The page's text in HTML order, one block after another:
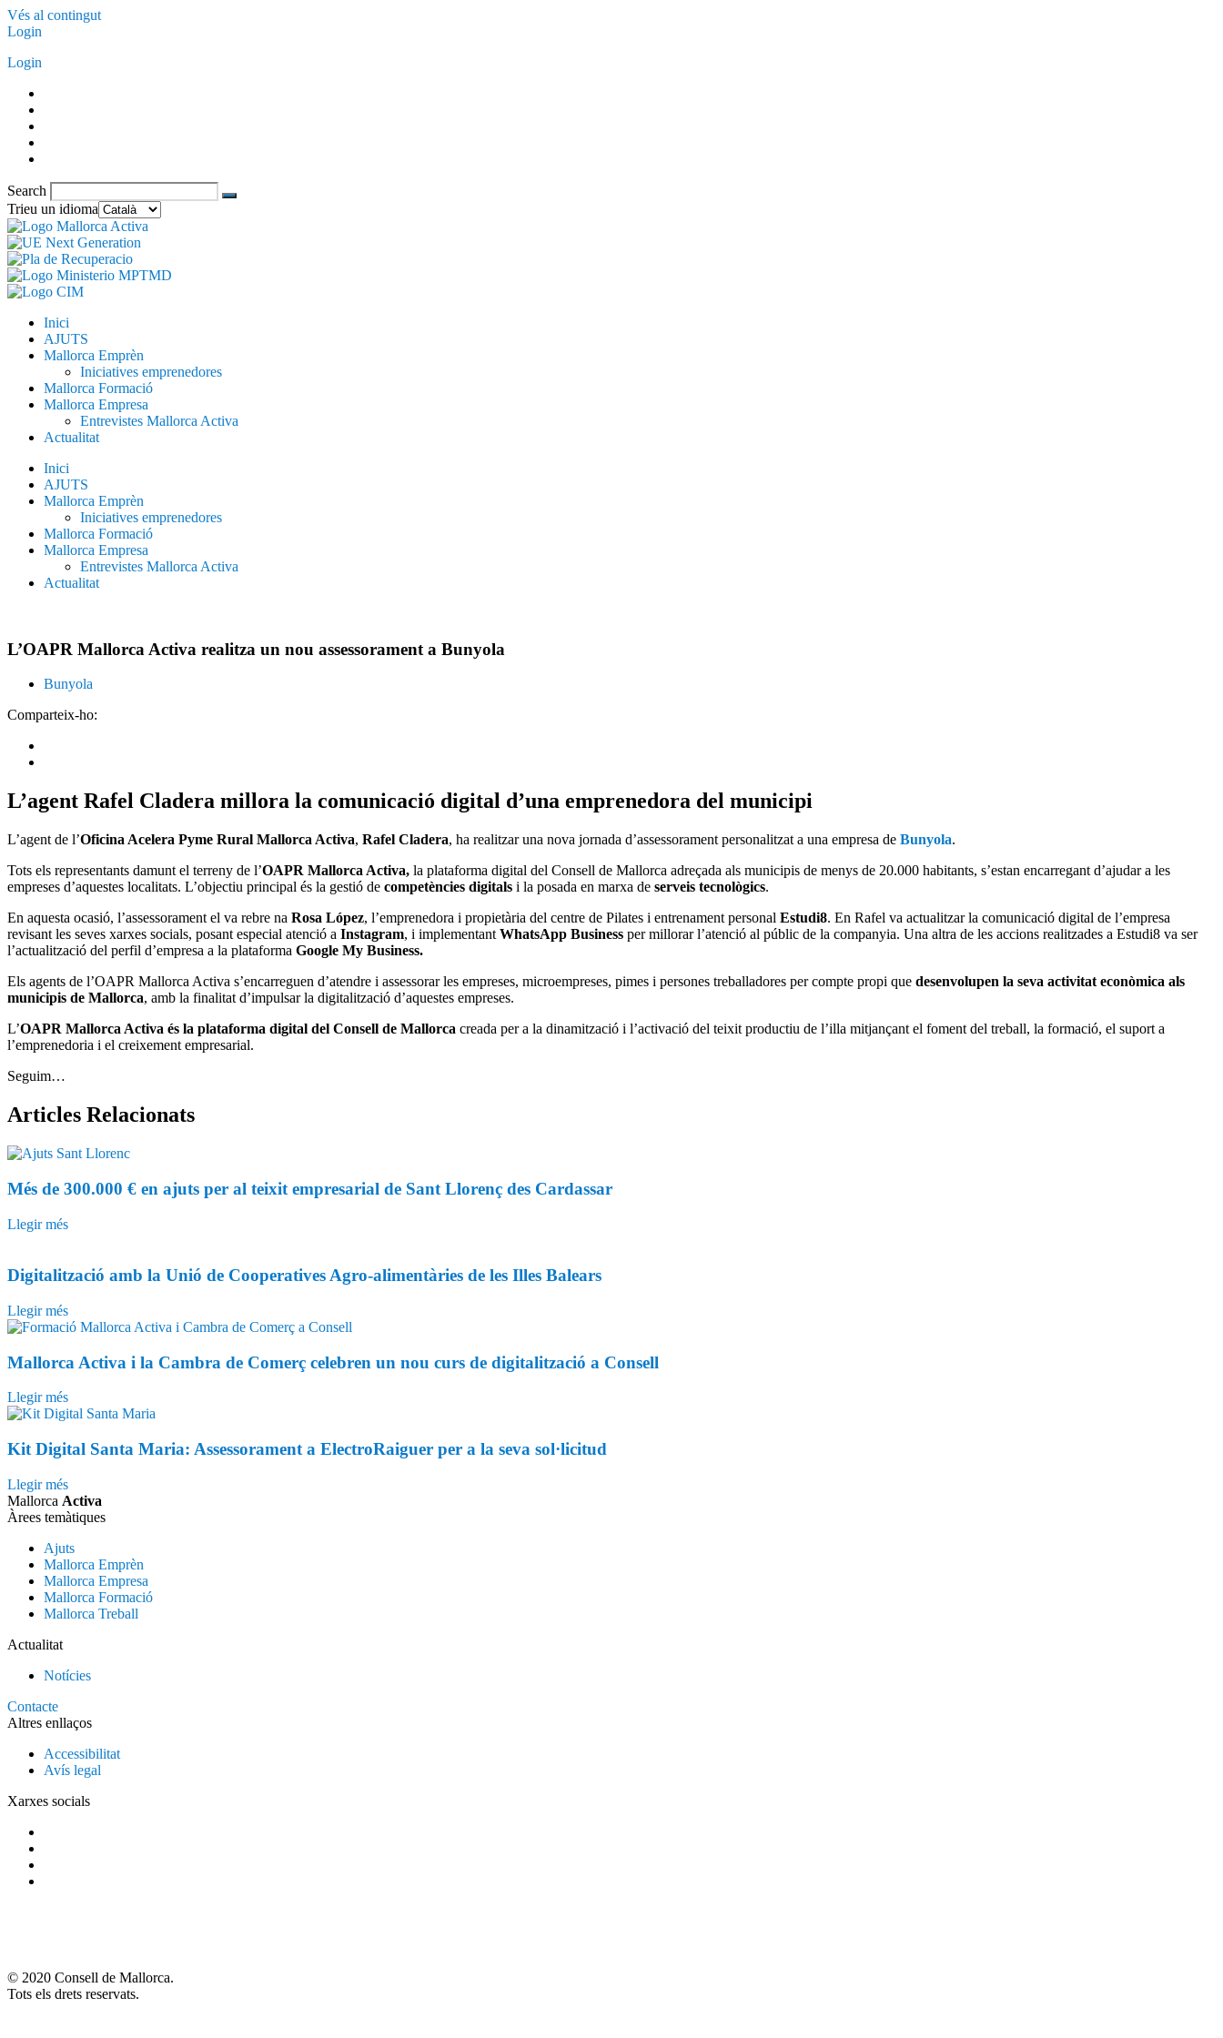
Vés al contingut
Login
Login
Search
Trieu un idioma
Inici
AJUTS
Mallorca Emprèn
Iniciatives emprenedores
Mallorca Formació
Mallorca Empresa
Entrevistes Mallorca Activa
Actualitat
Inici
AJUTS
Mallorca Emprèn
Iniciatives emprenedores
Mallorca Formació
Mallorca Empresa
Entrevistes Mallorca Activa
Actualitat
L’OAPR Mallorca Activa realitza un nou assessorament a Bunyola
Bunyola
Comparteix-ho:
L’agent Rafel Cladera millora la comunicació digital d’una emprenedora del municipi
L’agent de l’Oficina Acelera Pyme Rural Mallorca Activa, Rafel Cladera, ha realitzar una nova jornada d’assessorament personalitzat a una empresa de Bunyola.
Tots els representants damunt el terreny de l’OAPR Mallorca Activa, la plataforma digital del Consell de Mallorca adreçada als municipis de menys de 20.000 habitants, s’estan encarregant d’ajudar a les
empreses d’aquestes localitats. L’objectiu principal és la gestió de competències digitals i la posada en marxa de serveis tecnològics.
En aquesta ocasió, l’assessorament el va rebre na Rosa López, l’emprenedora i propietària del centre de Pilates i entrenament personal Estudi8. En Rafel va actualitzar la comunicació digital de l’empresa
revisant les seves xarxes socials, posant especial atenció a Instagram, i implementant WhatsApp Business per millorar l’atenció al públic de la companyia. Una altra de les accions realitzades a Estudi8 va ser
l’actualització del perfil d’empresa a la plataforma Google My Business.
Els agents de l’OAPR Mallorca Activa s’encarreguen d’atendre i assessorar les empreses, microempreses, pimes i persones treballadores per compte propi que desenvolupen la seva activitat econòmica als
municipis de Mallorca, amb la finalitat d’impulsar la digitalització d’aquestes empreses.
L’OAPR Mallorca Activa és la plataforma digital del Consell de Mallorca creada per a la dinamització i l’activació del teixit productiu de l’illa mitjançant el foment del treball, la formació, el suport a
l’emprenedoria i el creixement empresarial.
Seguim…
Articles Relacionats
Més de 300.000 € en ajuts per al teixit empresarial de Sant Llorenç des Cardassar
Llegir més
Digitalització amb la Unió de Cooperatives Agro-alimentàries de les Illes Balears
Llegir més
Mallorca Activa i la Cambra de Comerç celebren un nou curs de digitalització a Consell
Llegir més
Kit Digital Santa Maria: Assessorament a ElectroRaiguer per a la seva sol·licitud
Llegir més
Mallorca Activa
Àrees temàtiques
Ajuts
Mallorca Emprèn
Mallorca Empresa
Mallorca Formació
Mallorca Treball
Actualitat
Notícies
Contacte
Altres enllaços
Accessibilitat
Avís legal
Xarxes socials
© 2020 Consell de Mallorca.
Tots els drets reservats.